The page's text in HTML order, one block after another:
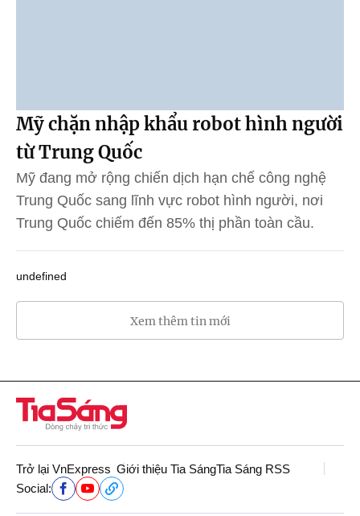
Mỹ chặn nhập khẩu robot hình người
từ Trung Quốc
Mỹ đang mở rộng chiến dịch hạn chế công nghệ
Trung Quốc sang lĩnh vực robot hình người, nơi
Trung Quốc chiếm đến 85% thị phần toàn cầu.
undefined
Xem thêm tin mới
Trở lại VnExpress Giới thiệu Tia SángTia Sáng RSS
Social: